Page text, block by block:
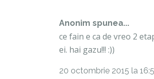
Anonim spunea...
ce fain e ca de vreo 2
ei. hai gazu!!! :))
20 octombrie 2015 la